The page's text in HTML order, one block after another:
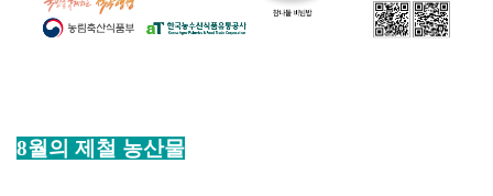
8월의 제철 농산물